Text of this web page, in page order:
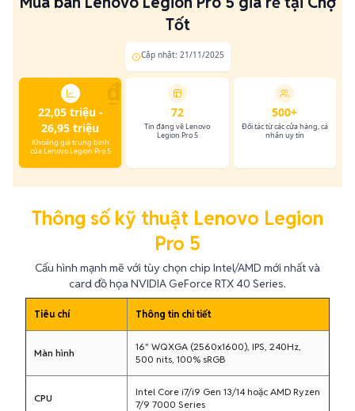
Tốt
Cập nhật: 21/11/2025
₫
22,05 triệu -
26,95 triệu
Khoảng giá trung bình
của Lenovo Legion Pro 5
72
Tin đăng về Lenovo
Legion Pro 5
500+
Đối tác từ các cửa hàng, cá
nhân uy tín
Thông số kỹ thuật Lenovo Legion
Pro 5
Cấu hình mạnh mẽ với tùy chọn chip Intel/AMD mới nhất và
card đồ họa NVIDIA GeForce RTX 40 Series.
Tiêu chí Thông tin chi tiết
Màn hình
16" WQXGA (2560x1600), IPS, 240Hz,
500 nits, 100% sRGB
CPU
Intel Core i7/i9 Gen 13/14 hoặc AMD Ryzen
7/9 7000 Series